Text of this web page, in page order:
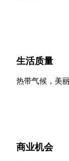
生活质量
热带气候，美
商业机会